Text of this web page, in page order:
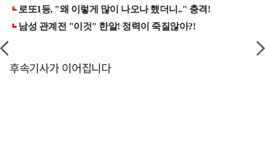
후속기사가 이어집니다